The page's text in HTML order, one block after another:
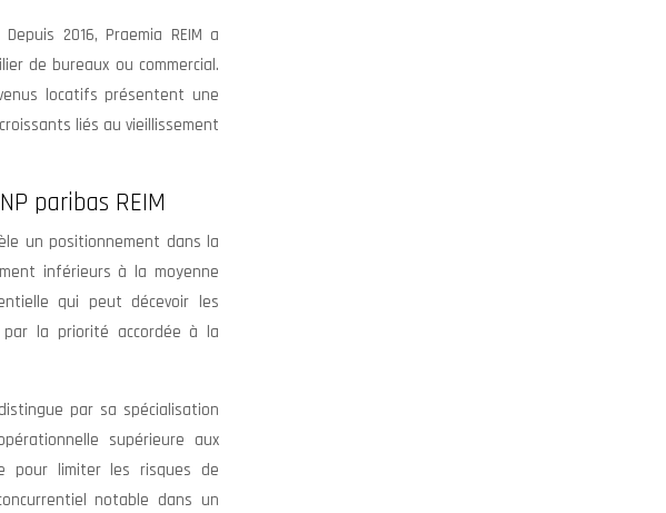
2016, Praemia REIM a
de bureaux ou commercial.
locatifs présentent une
liés au vieillissement
paribas REIM
un positionnement dans la
inférieurs à la moyenne
qui peut décevoir les
par la priorité accordée à la
par sa spécialisation
supérieure aux
pour limiter les risques de
notable dans un